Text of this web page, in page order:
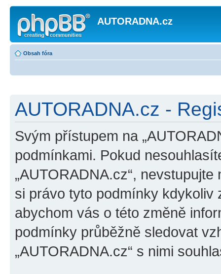
AUTORADNA.cz
Obsah fóra
AUTORADNA.cz -
Svým přístupem na
podmínkami. Pokud
„AUTORADNA.cz“,
si právo tyto podmínky kdykoliv
abychom vás o této změně
podmínky průběžně sledovat
„AUTORADNA.cz“ s nimi